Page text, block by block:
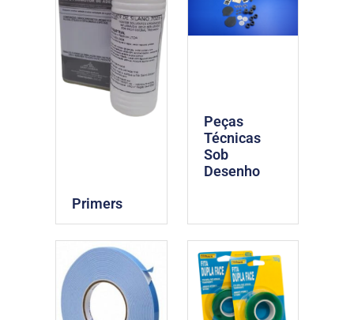
Primers
Peças
Técnicas
Sob
Desenho